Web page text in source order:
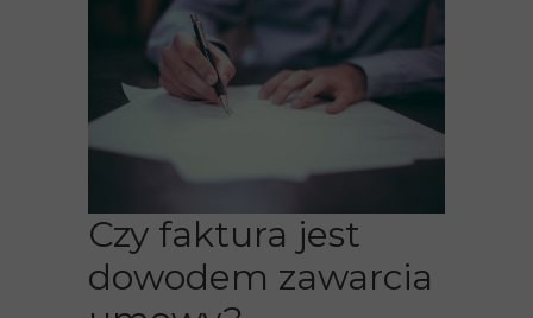
Czy faktura jest
dowodem zawarcia